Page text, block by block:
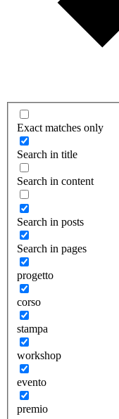
Exact matches only
Search in title
Search in content
Search in posts
Search in pages
progetto
corso
stampa
workshop
evento
premio